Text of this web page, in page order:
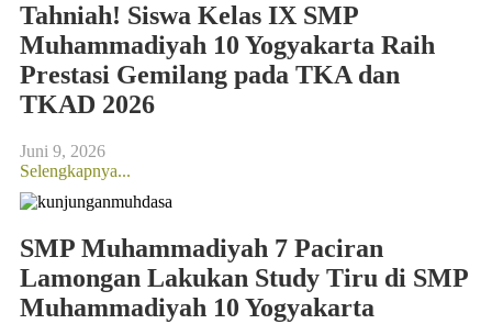
Tahniah! Siswa Kelas IX SMP
Muhammadiyah 10 Yogyakarta Raih
Prestasi Gemilang pada TKA dan
TKAD 2026
Juni 9, 2026
Selengkapnya...
SMP Muhammadiyah 7 Paciran
Lamongan Lakukan Study Tiru di SMP
Muhammadiyah 10 Yogyakarta